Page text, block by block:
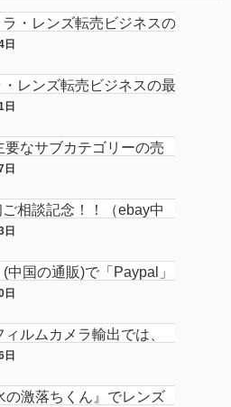
ラ・レンズ転売ビジネスの
ます』のebay輸出会員
レンズ転売ビジネスの最
す…を販売開始し数ヶ月
要なサブカテゴリーの売
ラである件
相談記念！！（ebay中
メラ輸出の相談をお受け
中国の通販)で「Paypal」
してみた
ルムカメラ輸出では、
カメラ」がオススメ…か
の激落ちくん』でレンズ